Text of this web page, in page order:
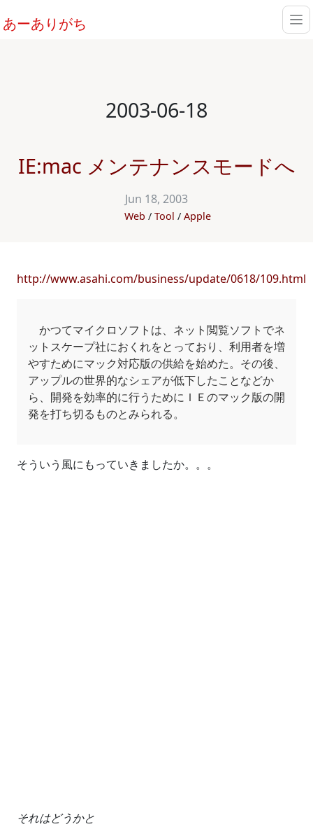
あーありがち
2003-06-18
IE:mac メンテナンスモードへ
Jun 18, 2003
Web Tool Apple
http://www.asahi.com/business/update/0618/109.html
かつてマイクロソフトは、ネット閲覧ソフトでネ
ットスケープ社におくれをとっており、利用者を増
やすためにマック対応版の供給を始めた。その後、
アップルの世界的なシェアが低下したことなどか
ら、開発を効率的に行うためにＩＥのマック版の開
発を打ち切るものとみられる。
そういう風にもっていきましたか。。。
それはどうかと